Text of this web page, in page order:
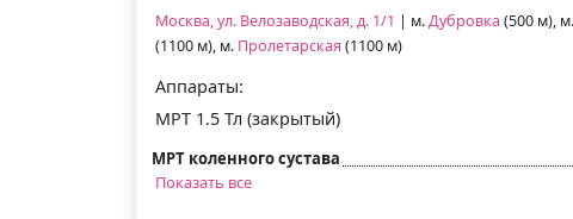
Москва, ул. Велозаводская, д. 1/1 | м.Дубровка (500 м), м.
(1100 м), м. Пролетарская (1100 м)
Аппараты:
МРТ 1.5 Тл (закрытый)
МРТ коленного сустава
Показать все